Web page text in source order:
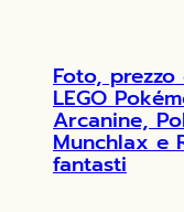
Foto,
LEGO
Arcanine,
Munchlax e
fantasti